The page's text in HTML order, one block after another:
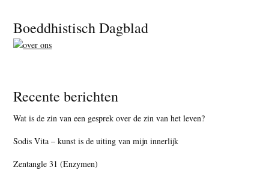
Footer
Boeddhistisch Dagblad
Recente berichten
Wat is de zin van een gesprek over de zin van het leven?
Sodis Vita – kunst is de uiting van mijn innerlijk
Zentangle 31 (Enzymen)